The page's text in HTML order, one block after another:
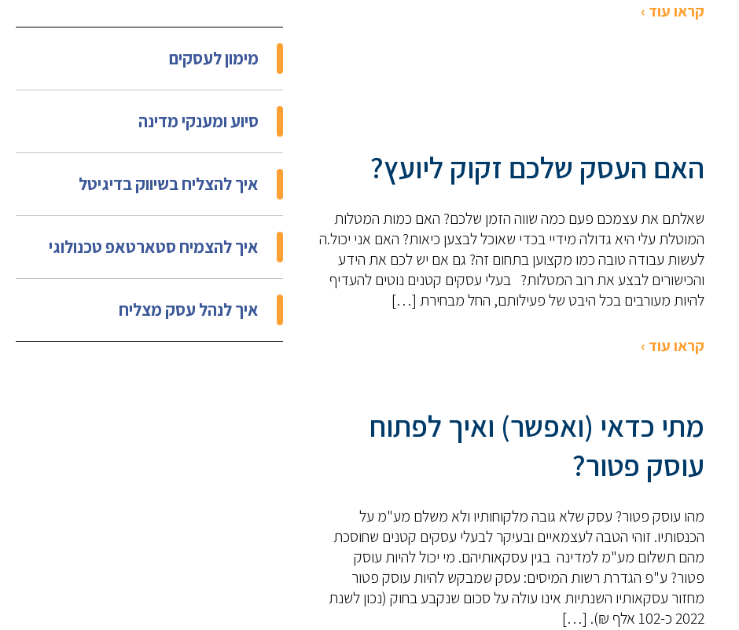
קראו עוד ›
האם העסק שלכם זקוק ליועץ?
שאלתם את עצמכם פעם כמה שווה הזמן שלכם? האם כמות המטלות
המוטלת עלי היא גדולה מידיי בכדי שאוכל לבצען כיאות? האם אני יכול.ה
לעשות עבודה טובה כמו מקצוען בתחום זה? גם אם יש לכם את הידע
והכישורים לבצע את רוב המטלות? בעלי עסקים קטנים נוטים להעדיף
להיות מעורבים בכל היבט של פעילותם, החל מבחירת […]
קראו עוד ›
מתי כדאי (ואפשר) ואיך לפתוח
עוסק פטור?
מהו עוסק פטור? עסק שלא גובה מלקוחותיו ולא משלם מע"מ על
הכנסותיו. זוהי הטבה לעצמאיים ובעיקר לבעלי עסקים קטנים שחוסכת
מהם תשלום מע"מ למדינה בגין עסקאותיהם. מי יכול להיות עוסק
פטור? ע"פ הגדרת רשות המיסים: עסק שמבקש להיות עוסק פטור
מחזור עסקאותיו השנתיות אינו עולה על סכום שנקבע בחוק (נכון לשנת
2022 כ-102 אלף ₪). […]
מימון לעסקים
סיוע ומענקי מדינה
איך להצליח בשיווק בדיגיטל
איך להצמיח סטארטאפ טכנולוגי
איך לנהל עסק מצליח